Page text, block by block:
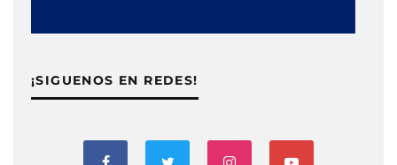
¡SIGUENOS EN REDES!